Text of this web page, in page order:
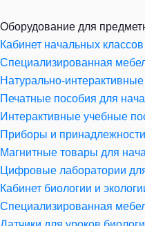
Оборудование для
Кабинет начальных классов
Специализированная
Натурально-
Печатные пособия для
Интерактивные учебные
Приборы и
Магнитные товары для
Цифровые лаборатории
Кабинет биологии и
Специализированная